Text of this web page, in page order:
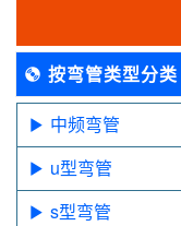
按弯管类型分类
中频弯管
u型弯管
s型弯管